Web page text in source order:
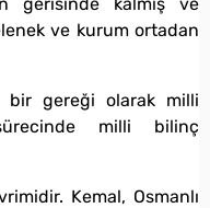
ve kurum ortadan
bir gereği olarak milli
sürecinde milli bilinç
Kemal, Osmanlı